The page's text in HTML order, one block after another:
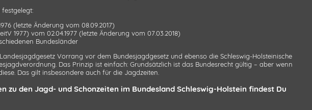
(letzte Änderung vom 08.09.2017)
1977) vom 02.04.1977 (letzte Änderung vom 07.03.2018)
Bundesländer
Vorrang vor dem Bundesjagdgesetz und ebenso die Schleswig-Holsteinische
Das Prinzip ist einfach: Grundsätzlich ist das Bundesrecht gültig – aber wenn
Das gilt insbesondere auch für die Jagdzeiten.
zu den Jagd- und Schonzeiten im Bundesland Schleswig-Holstein findest Du